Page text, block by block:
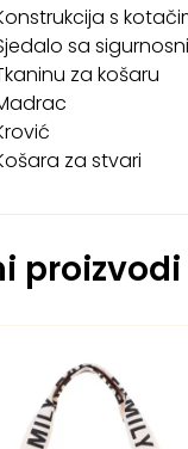
s
sa
za košaru
za stvari
proizvodi